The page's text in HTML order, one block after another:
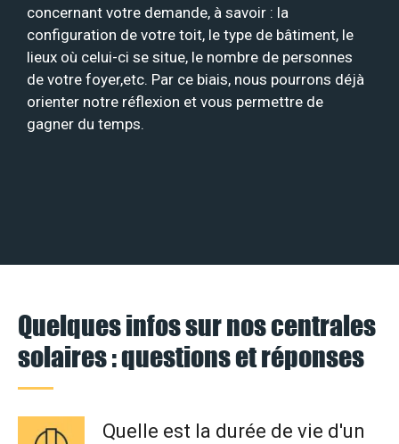
concernant votre demande, à savoir : la
configuration de votre toit, le type de bâtiment, le
lieux où celui-ci se situe, le nombre de personnes
de votre foyer,etc. Par ce biais, nous pourrons déjà
orienter notre réflexion et vous permettre de
gagner du temps.
Quelques infos sur nos centrales
solaires : questions et réponses
Quelle est la durée de vie d'un